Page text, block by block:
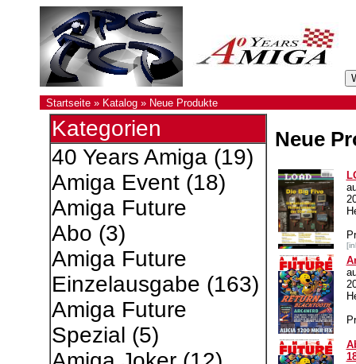
Startseite » Katalog » Neue Produkte
Kategorien
40 Years Amiga(19)
Amiga Event(18)
Amiga Future
Abo (3)
Amiga Future
Einzelausgabe (163)
Amiga Future
Spezial (5)
Neue